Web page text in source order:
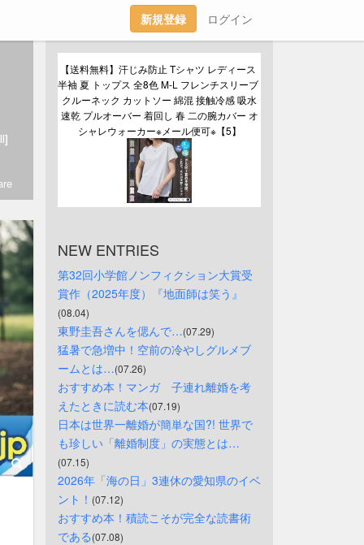
新規登録 ログイン
【送料無料】汗じみ防止 Tシャツ レディース
半袖 夏 トップス 全8色 M-L フレンチスリーブ
クルーネック カットソー 綿混 接触冷感 吸水
速乾 プルオーバー 着回し 春 二の腕カバー オ
シャレウォーカー※メール便可※【5】
NEW ENTRIES
第32回小学館ノンフィクション大賞受
賞作（2025年度）『地面師は笑う』
(08.04)
東野圭吾さんを偲んで…(07.29)
猛暑で急増中！空前の冷やしグルメブ
ームとは…(07.26)
おすすめ本！マンガ　子連れ離婚を考
えたときに読む本(07.19)
日本は世界一離婚が簡単な国?! 世界で
も珍しい「離婚制度」の実態とは…
(07.15)
2026年「海の日」3連休の愛知県のイベ
ント！ (07.12)
おすすめ本！積読こそが完全な読書術
である(07.08)